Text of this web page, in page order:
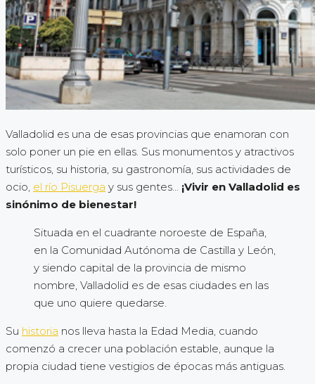
Valladolid es una de esas provincias que enamoran con
solo poner un pie en ellas. Sus monumentos y atractivos
turísticos, su historia, su gastronomía, sus actividades de
ocio, el río Pisuerga y sus gentes… ¡Vivir en Valladolid es
sinónimo de bienestar!
Situada en el cuadrante noroeste de España,
en la Comunidad Autónoma de Castilla y León,
y siendo capital de la provincia de mismo
nombre, Valladolid es de esas ciudades en las
que uno quiere quedarse.
Su historia nos lleva hasta la Edad Media, cuando
comenzó a crecer una población estable, aunque la
propia ciudad tiene vestigios de épocas más antiguas.